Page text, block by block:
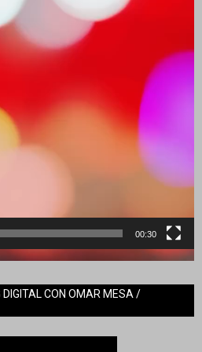
00:30
DIGITAL CON OMAR MESA /